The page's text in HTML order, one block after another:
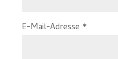
E-Mail-Adresse *